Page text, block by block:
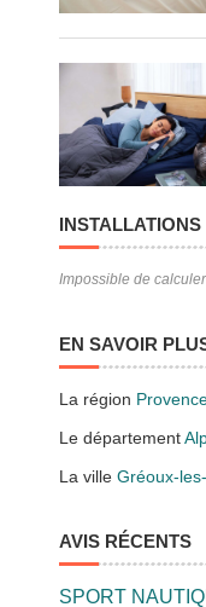
Impossible de
EN SAVOIR
La région
Le département
La villeGréoux-
AVIS RÉCENTS
SPORT